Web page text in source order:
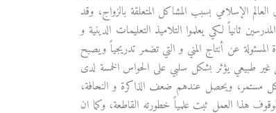
الإسلامي بسبب المشاكل المتعلقة بالزواج، وقد
ثانياً لكي يعلموا التلاميذ التعليمات الدينية و
عن أنتاج المني و التي تضمر تدريجياً ويصبح
غير طبيعي يؤثر بشكل سلبي على الحواس الخمسة لدى
مستمر، ويحصل عندهم ضعف الذاكرة و النحافة،
هذا العمل ثبت علمياً خطورته القاطعة، وكما ان